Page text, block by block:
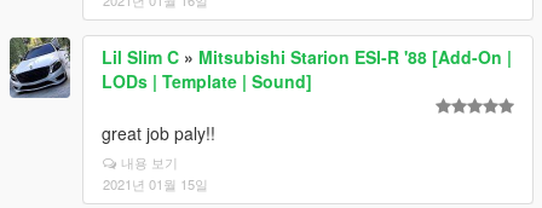
Lil Slim C » Mitsubishi Starion ESI-R '88 [Add-On |
LODs | Template | Sound]
great job paly!!
내용 보기
2021년 01월 15일